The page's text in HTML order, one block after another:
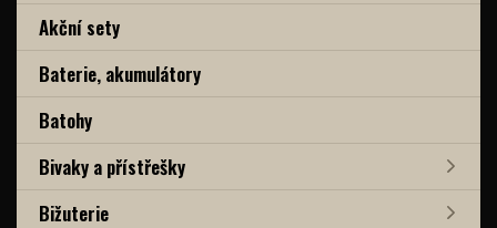
Akční sety
Baterie, akumulátory
Batohy
Bivaky a přístřešky
Bižuterie